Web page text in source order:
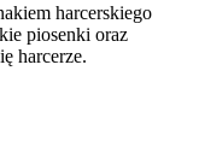
harcerskiego
piosenki oraz
harcerze.